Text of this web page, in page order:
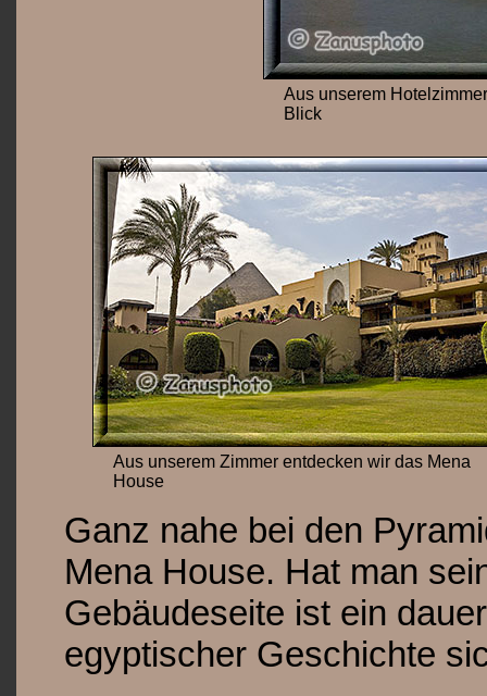
Aus unserem
Blick
Aus unserem Zimmer entdecken wir das Mena
House
Ganz nahe bei den
Mena House. Hat man
Gebäudeseite ist ein
egyptischer Geschichte